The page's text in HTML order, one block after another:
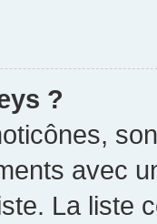
?
avec
La liste